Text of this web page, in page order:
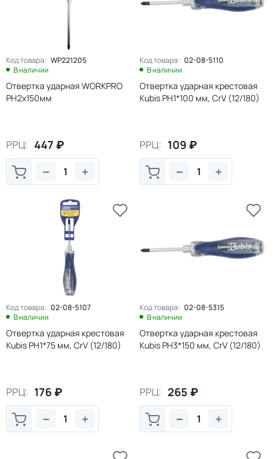
Код товара: WP221205
В наличии
Отвертка ударная WORKPRO
РН2х150мм
РРЦ: 447 ₽
+
−
Код товара: 02-08-5110
В наличии
Отвертка ударная крестовая
Kubis PH1*100 мм, CrV (12/180)
РРЦ: 109 ₽
+
−
Код товара: 02-08-5107
В наличии
Отвертка ударная крестовая
Kubis PH1*75 мм, CrV (12/180)
РРЦ: 176₽
+
−
Код товара: 02-08-5315
В наличии
Отвертка ударная крестовая
Kubis PH3*150 мм, CrV (12/180)
РРЦ: 265 ₽
+
−